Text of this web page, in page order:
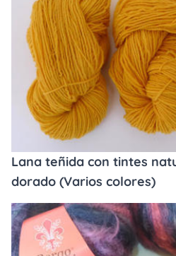
Lana teñida con tintes
dorado (Varios colores)